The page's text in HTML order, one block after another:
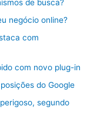
de busca?
negócio online?
com
com novo plug-in
do Google
segundo